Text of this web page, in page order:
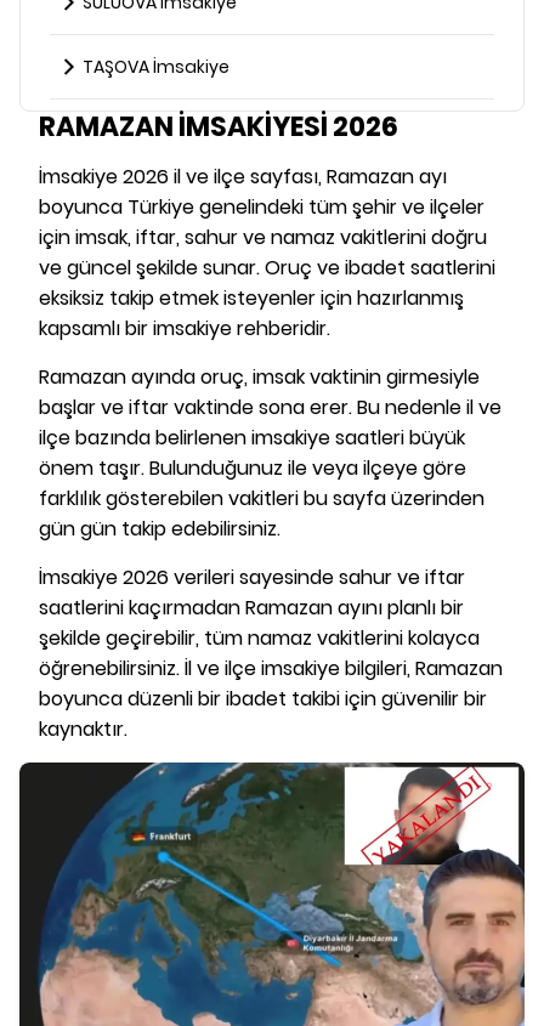
TAŞOVA İmsakiye
RAMAZAN İMSAKİYESİ 2026
İmsakiye 2026 il ve ilçe sayfası, Ramazan ayı
boyunca Türkiye genelindeki tüm şehir ve ilçeler
için imsak, iftar, sahur ve namaz vakitlerini doğru
ve güncel şekilde sunar. Oruç ve ibadet saatlerini
eksiksiz takip etmek isteyenler için hazırlanmış
kapsamlı bir imsakiye rehberidir.
Ramazan ayında oruç, imsak vaktinin girmesiyle
başlar ve iftar vaktinde sona erer. Bu nedenle il ve
ilçe bazında belirlenen imsakiye saatleri büyük
önem taşır. Bulunduğunuz ile veya ilçeye göre
farklılık gösterebilen vakitleri bu sayfa üzerinden
gün gün takip edebilirsiniz.
İmsakiye 2026 verileri sayesinde sahur ve iftar
saatlerini kaçırmadan Ramazan ayını planlı bir
şekilde geçirebilir, tüm namaz vakitlerini kolayca
öğrenebilirsiniz. İl ve ilçe imsakiye bilgileri, Ramazan
boyunca düzenli bir ibadet takibi için güvenilir bir
kaynaktır.